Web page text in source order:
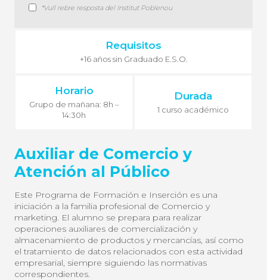
*Vull rebre resposta del Institut Poblenou
Requisitos
+16 años sin Graduado E.S.O.
Horario
Grupo de mañana: 8h –
14:30h
Durada
1 curso académico
Auxiliar de Comercio y
Atención al Público
Este Programa de Formación e Inserción es una
iniciación a la familia profesional de Comercio y
marketing. El alumno se prepara para realizar
operaciones auxiliares de comercialización y
almacenamiento de productos y mercancías, así como
el tratamiento de datos relacionados con esta actividad
empresarial, siempre siguiendo las normativas
correspondientes.